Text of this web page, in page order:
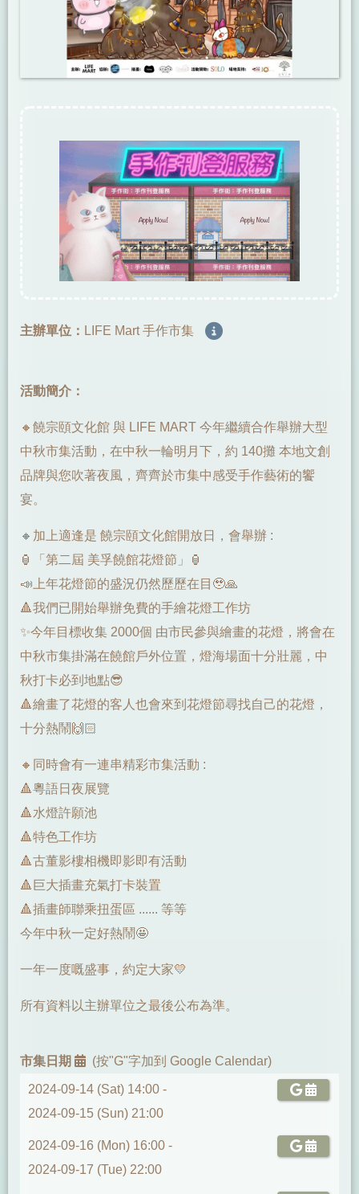
主辦單位： LIFE Mart 手作市集
活動簡介：
🔸饒宗頤文化館 與 LIFE MART 今年繼續合作舉辦大型
中秋市集活動，在中秋一輪明月下，約 140攤 本地文創
品牌與您吹著夜風，齊齊於市集中感受手作藝術的饗
宴。
🔸加上適逢是 饒宗頤文化館開放日，會舉辦 :
🏮「第二屆 美孚饒館花燈節」🏮
📣上年花燈節的盛況仍然歷歷在目🥹🙏
🔺我們已開始舉辦免費的手繪花燈工作坊
✨今年目標收集 2000個 由市民參與繪畫的花燈，將會在
中秋市集掛滿在饒館戶外位置，燈海場面十分壯麗，中
秋打卡必到地點😎
🔺繪畫了花燈的客人也會來到花燈節尋找自己的花燈，
十分熱鬧🙌🏻
🔸同時會有一連串精彩市集活動 :
🔺粵語日夜展覽
🔺水燈許願池
🔺特色工作坊
🔺古董影樓相機即影即有活動
🔺巨大插畫充氣打卡裝置
🔺插畫師聯乘扭蛋區 ...... 等等
今年中秋一定好熱鬧🤩
一年一度嘅盛事，約定大家💛
所有資料以主辦單位之最後公布為準。
市集日期 (按"G"字加到 Google Calendar)
2024-09-14 (Sat) 14:00 -
2024-09-15 (Sun) 21:00
2024-09-16 (Mon) 16:00 -
2024-09-17 (Tue) 22:00